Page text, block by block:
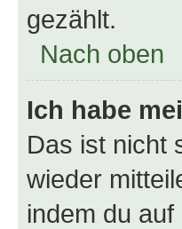
gezählt.
Nach oben
Ich habe
Das ist nicht
wieder
indem du